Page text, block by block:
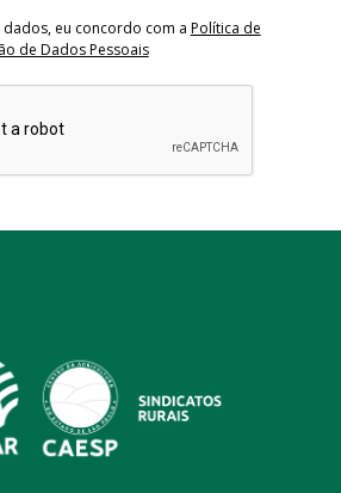
eu concordo com a Política de
de Dados Pessoais